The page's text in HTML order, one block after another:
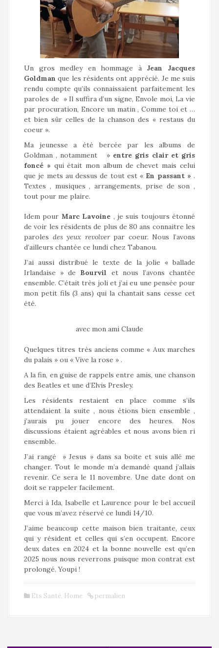
Un gros medley en hommage à Jean Jacques
Goldman que les résidents ont apprécié. Je me suis
rendu compte qu’ils connaissaient parfaitement les
paroles de » Il suffira d’un signe, Envole moi, La vie
par procuration, Encore un matin , Comme toi et …
et bien sûr celles de la chanson des « restaus du
coeur ».
Ma jeunesse a été bercée par les albums de
Goldman , notamment » entre gris clair et gris
foncé » qui était mon album de chevet mais celui
que je mets au dessus de tout est « En passant » .
Textes , musiques , arrangements, prise de son ,
tout pour me plaire.
Idem pour Marc Lavoine , je suis toujours étonné
de voir les résidents de plus de 80 ans connaitre les
paroles des yeux revolverpar coeur. Nous l’avons
d’ailleurs chantée ce lundi chez Tabanou.
J’ai aussi distribué le texte de la jolie « ballade
Irlandaise » de Bourvil
et nous l’avons chantée
ensemble. C’était très joli et j’ai eu une pensée pour
mon petit fils (3 ans) qui la chantait sans cesse cet
été.
avec mon ami Claude
Quelques titres très anciens comme « Aux marches
du palais » ou « Vive la rose » .
A la fin, en guise de rappels entre amis, une chanson
des Beatles et une d’Elvis Presley.
Les résidents restaient en place comme s’ils
attendaient la suite , nous étions bien ensemble ,
j’aurais pu jouer encore des heures. Nos
discussions étaient agréables et nous avons bien ri
ensemble.
J’ai rangé » Jesus » dans sa boite et suis allé me
changer. Tout le monde m’a demandé quand j’allais
revenir. Ce sera le 11 novembre. Une date dont on
doit se rappeler facilement.
Merci à Ida, Isabelle et Laurence pour le bel accueil
que vous m’avez réservé ce lundi 14/10.
J’aime beaucoup cette maison bien traitante, ceux
qui y résident et celles qui s’en occupent. Encore
deux dates en 2024 et la bonne nouvelle est qu’en
2025 nous nous reverrons puisque mon contrat est
prolongé. Youpi !
Ets Santé, Home permalien